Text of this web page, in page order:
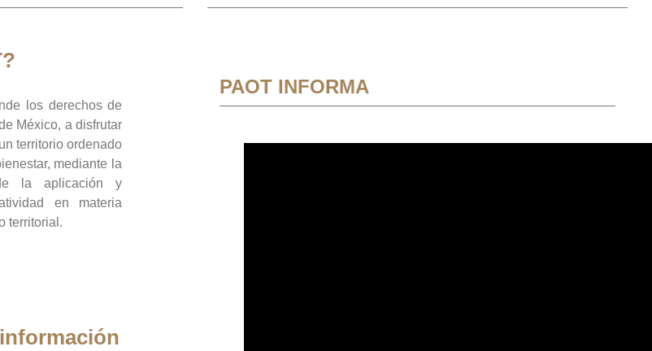
los derechos de
México, a disfrutar
territorio ordenado
mediante la
la aplicación y
en materia
territorial.
PAOT INFORMA